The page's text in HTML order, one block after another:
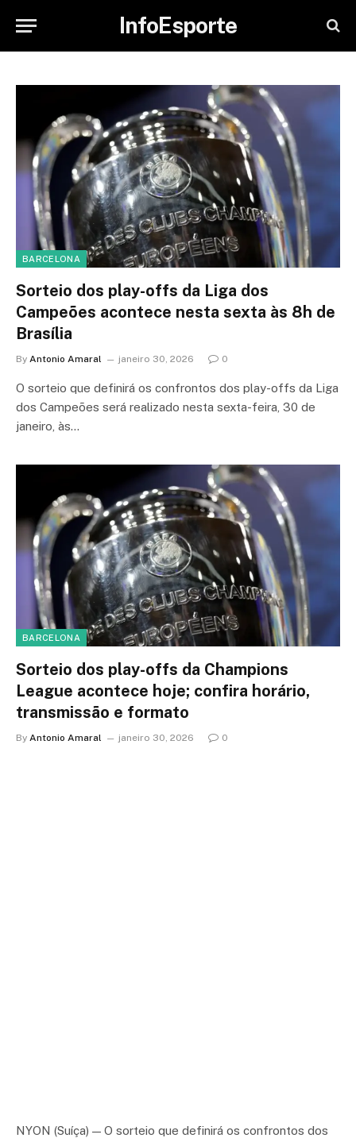
InfoEsporte
BARCELONA
Sorteio dos play-offs da Liga dos
Campeões acontece nesta sexta às 8h de
Brasília
By Antonio Amaral janeiro 30, 2026 0
O sorteio que definirá os confrontos dos play-offs da Liga
dos Campeões será realizado nesta sexta-feira, 30 de
janeiro, às…
BARCELONA
Sorteio dos play-offs da Champions
League acontece hoje; confira horário,
transmissão e formato
By Antonio Amaral janeiro 30, 2026 0
NYON (Suíça) — O sorteio que definirá os confrontos dos